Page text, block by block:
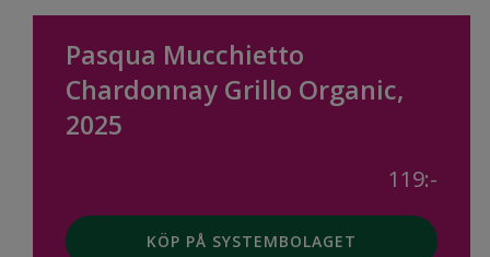
Pasqua Mucchietto
Chardonnay Grillo Organic,
2025
119:-
KÖP PÅ SYSTEMBOLAGET